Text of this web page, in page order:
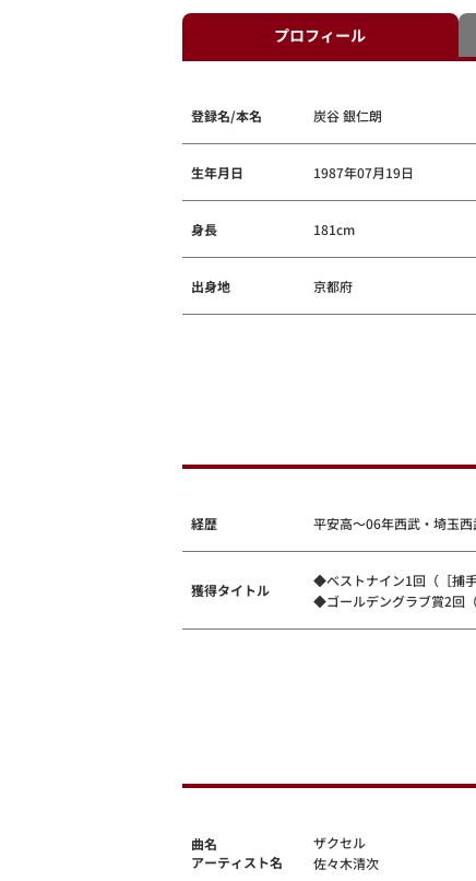
プロフィール
登録名/本名 炭谷 銀仁朗
生年月日 1987年07月19日
身長 181cm
出身地 京都府
経歴 平安高～06年西武・埼玉
獲得タイトル
◆ベストナイン1回（［捕手
◆ゴールデングラブ賞2回
曲名
アーティスト名
ザクセル
佐々木清次